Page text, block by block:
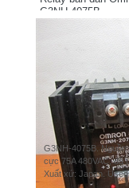
G3NH-4075B
G3NH-4075B.
cực 75A 480VAC, đã
Xuất xứ: Japan.